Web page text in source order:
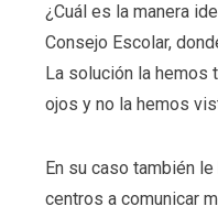
¿Cuál es la manera
Consejo Escolar,
La solución la hemos
ojos y no la hemos
En su caso también
centros a comunicar